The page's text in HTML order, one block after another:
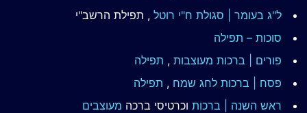
ל"ג בעומר | סגולת ח"י רוטל , תפילת הרשב"י
סוכות – תפילה
פורים | ברכות מעוצבות , תפילה
פסח | ברכות לחג שמח , תפילה
ראש השנה | ברכות וכרטיסי ברכה מעוצבים